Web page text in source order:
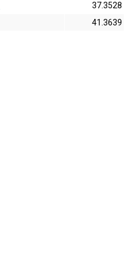
37.3528
41.3639